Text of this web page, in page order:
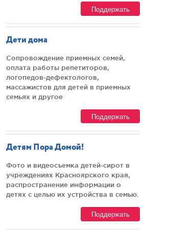
Поддержать
Дети дома
Сопровождение приемных семей,
оплата работы репетиторов,
логопедов-дефектологов,
массажистов для детей в приемных
семьях и другое
Поддержать
Детям Пора Домой!
Фото и видеосъемка детей-сирот в
учреждениях Красноярского края,
распространение информации о
детях с целью их устройства в семью.
Поддержать